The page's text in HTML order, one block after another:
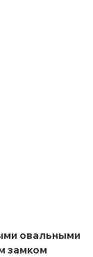
овальными
замком